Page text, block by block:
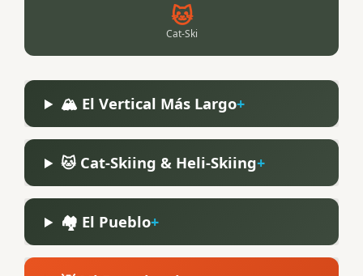
🐱
Cat-Ski
🏔️ El Vertical Más Largo
🐱 Cat-Skiing & Heli-Skiing
🏘️ El Pueblo